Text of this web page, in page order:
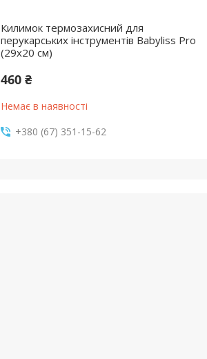
Килимок термозахисний для
перукарських інструментів Babyliss Pro
(29x20 см)
460 ₴
Немає в наявності
+380 (67) 351-15-62